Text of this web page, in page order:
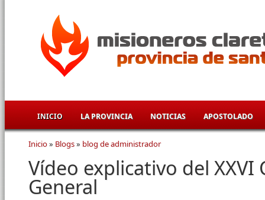
INICIO LA PROVINCIA NOTICIAS APOSTOLADO
Se encuentra usted aquí
Inicio» Blogs» blog de administrador
Vídeo explicativo del XXVI
General